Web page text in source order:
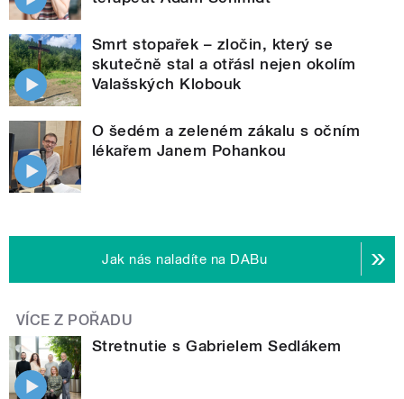
Smrt stopařek – zločin, který se
skutečně stal a otřásl nejen okolím
Valašských Klobouk
O šedém a zeleném zákalu s očním
lékařem Janem Pohankou
Jak nás naladíte na DABu
VÍCE Z POŘADU
Stretnutie s Gabrielem Sedlákem